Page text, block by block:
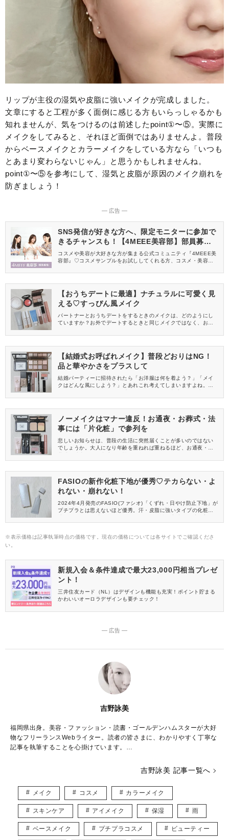
リップが主役の湿気や皮脂に強いメイクが完成しました。
文章にすると工程が多く面倒に感じる方もいらっしゃるかも
知れませんが、気をつけるのは前述したpoint①〜⑤。実際に
メイクをしてみると、それほど面倒ではありませんよ。普段
からベースメイクとカラーメイクをしている方なら「いつも
とあまり変わらないじゃん」と思うかもしれませんね。
point①〜⑤を参考にして、湿気と皮脂が原因のメイク崩れを
防ぎましょう！
― 広告 ―
SNS発信が好きな方へ、限定モニターに参加で
きるチャンスも！【4MEEE美容部】部員募集
中
コスメや美容が大好きな方が集まる公式コミュニティ『4MEEE美
容部』♡コスメサンプルをお試ししてくれる方、コスメ・美容情報
【おうちデートに最適】ナチュラルに可愛く見
える♡すっぴん風メイク
パートナーとおうちデートをするときのメイクは、どのようにし
ていますか？お外でデートするときと同じメイクではなく、おう
びりまったり過ごす… …そんなおうちデートってステキですよね
【結婚式お呼ばれメイク】普段どおりはNG！
品と華やかさをプラスして
結婚パーティーに招待されたら「お洋服は何を着よう？」「メイ
クはどんな風にしよう？」とあれこれ考えてしまいますよね。今
品と華やかさを纏いながら写真映えするメイクをご紹介します。
ノーメイクはマナー違反！お通夜・お葬式・法
事には「片化粧」で参列を
悲しいお知らせは、普段の生活に突然届くことが多いのではない
でしょうか。大人になり年齢を重ねれば重ねるほど、お通夜・お
のような場にふさわしい、マナー違反にならないメイク術をご紹
FASIOの新作化粧下地が優秀♡テカらない・よ
れない・崩れない！
2024年4月発売のFASIO(ファシオ)「くずれ・日やけ防止下地」が
プチプラとは思えないほど優秀。汗・皮脂に強いタイプの化粧下
印象をキープしてくれますよ。今回はこちらの〈02 ピンクベージ
※表示価格は記事執筆時点の価格です。現在の価格については各サイトでご確認くださ
い。
新規入会＆条件達成で最大23,000円相当プレゼ
ント！
三井住友カード（NL）はデザインも機能も充実！ポイント貯まる
かわいいオーロラデザインも要チェック！
― 広告 ―
吉野詠美
福岡県出身。美容・ファッション・読書・ゴールデンハムスターが大好
物なフリーランスWebライター。読者の皆さまに、わかりやすく丁寧な
記事を執筆することを心掛けています。
日本コスメティック協会「コスメマイスター」「スキンケアマイスタ
▶︎▶︎ メンズスキンケア情報 ブログサイト
「メンズスキンケア学園」運営
https://mensskincaregakuen.com
▶︎▶︎ email
吉野詠美 記事一覧へ
メイク コスメ カラーメイク
スキンケア アイメイク 保湿 雨
ベースメイク プチプラコスメ ビューティー